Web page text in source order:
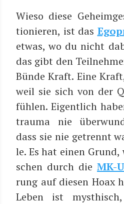
Wie­so die­se
tio­nie­ren, ist das
etwas, wo du nicht
das gibt den
Bün­de Kraft. Eine
weil sie sich von der
füh­len. Eigent­lich
trau­ma nie
dass sie nie getrennt
le. Es hat einen
schen durch die MK-
rung auf die­sen Hoax
Leben ist